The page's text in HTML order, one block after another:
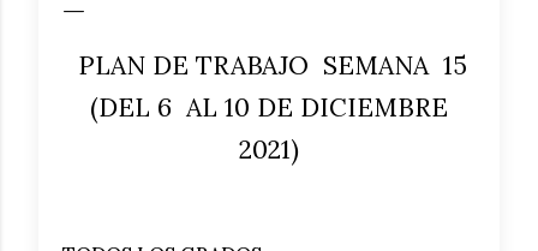
PLAN DE TRABAJO SEMANA 15
(DEL 6 AL 10 DE DICIEMBRE
2021)